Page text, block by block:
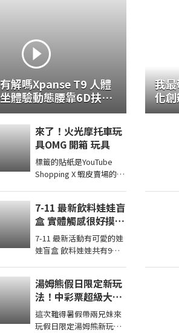
解嗎Xpanse T9 人體
體驗動態腰靠6D扶手
來了！火光摩托車玩
具OMG 開箱 玩具
標籤的貼紙是YouTube
Shopping X 蝦皮賣場的商
官方認證賣家不一定都是
我購買 ...
7-11 最新飲料娃娃盲
盒 實體觸感很好摸你
想抽中哪一款
7-11 最新活動有可愛的娃
娃盲盒 飲料娃娃共有9款
的，大尺寸吊環掛在包包
...
湯姆熊假日限定新玩
法！中彩票超級大獎
原來這些機台彩票這
麼多！【Bobo TV】
這次難得暑假帶兩兄妹來
玩假日限定湯姆熊新玩法
我
化